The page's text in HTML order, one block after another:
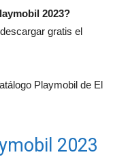
2023?
gratis el
Playmobil de El
2023